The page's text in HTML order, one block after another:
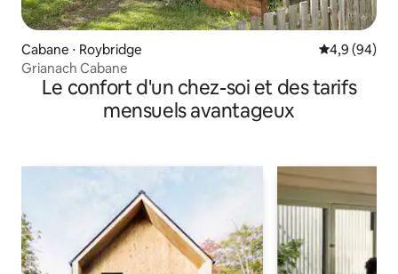
Cabane ⋅ Roybridge Évaluation
4,9 (94)
Grianach Cabane
Le confort d'un chez-soi et des tarifs
mensuels avantageux